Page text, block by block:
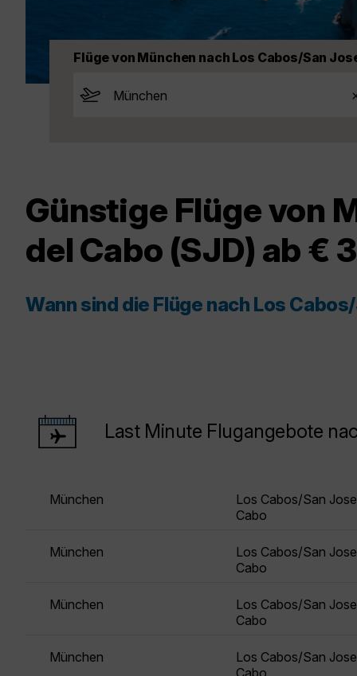
Flüge von München nach Los Cabos/San
Günstige Flüge von
del Cabo (SJD) ab €
Wann sind die Flüge nach Los
Last Minute Flugangebote
München
Los Cabos/San
Cabo
München
Los Cabos/San
Cabo
München
Los Cabos/San
Cabo
München
Los Cabos/San
Cabo